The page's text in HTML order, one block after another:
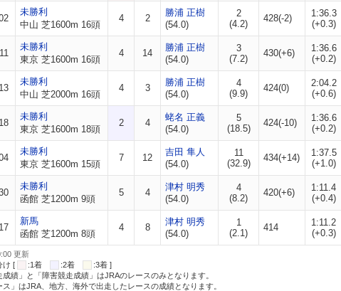
未勝利
中山 芝1600m 16頭
4 2
勝浦 正樹
(54.0)
2
(4.2)
428(-2)
1:36.3
(+0.3)
未勝利
東京 芝1600m 16頭
4 14
勝浦 正樹
(54.0)
3
(7.2)
430(+6)
1:36.6
(+0.2)
未勝利
中山 芝2000m 16頭
4 3
勝浦 正樹
(54.0)
4
(9.9)
424(0)
2:04.2
(+0.6)
未勝利
東京 芝1600m 18頭
2 4
蛯名 正義
(54.0)
5
(18.5)
424(-10)
1:36.6
(+0.2)
未勝利
東京 芝1600m 15頭
7 12
吉田 隼人
(54.0)
11
(32.9)
434(+14)
1:37.5
(+1.0)
未勝利
函館 芝1200m 9頭
5 4
津村 明秀
(54.0)
4
(8.2)
420(+6)
1:11.4
(+0.4)
新馬
函館 芝1200m 8頭
4 8
津村 明秀
(54.0)
1
(2.1)
414
1:11.2
(+0.3)
更新
け [
:1着 :2着
:3着 ]
績」と「障害競走成績」はJRAのレースのみとなります。
」はJRA、地方、海外で出走したレースの成績となります。